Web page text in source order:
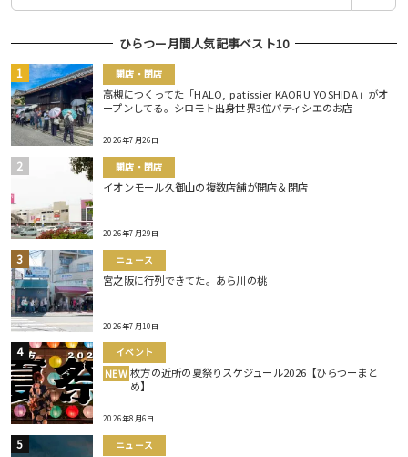
ひらつー月間人気記事ベスト10
開店・閉店
高槻につくってた「HALO, patissier KAORU YOSHIDA」がオ
ープンしてる。シロモト出身世界3位パティシエのお店
2026年7月26日
開店・閉店
イオンモール久御山の複数店舗が開店＆閉店
2026年7月29日
ニュース
宮之阪に行列できてた。あら川の桃
2026年7月10日
イベント
NEW 枚方の近所の夏祭りスケジュール2026【ひらつーまと
め】
2026年8月6日
ニュース